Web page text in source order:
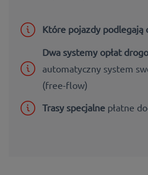
Które pojazdy podlegają
Dwa systemy opłat
automatyczny system
(free-flow)
Trasy specjalne płatne